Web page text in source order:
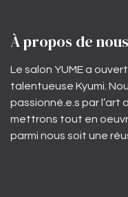
À propos de nous
Le salon YUME a
talentueuse Kyumi.
passionné.e.s par
mettrons tout en
parmi nous soit une